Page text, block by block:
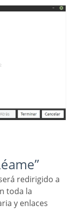
toda la
y enlaces